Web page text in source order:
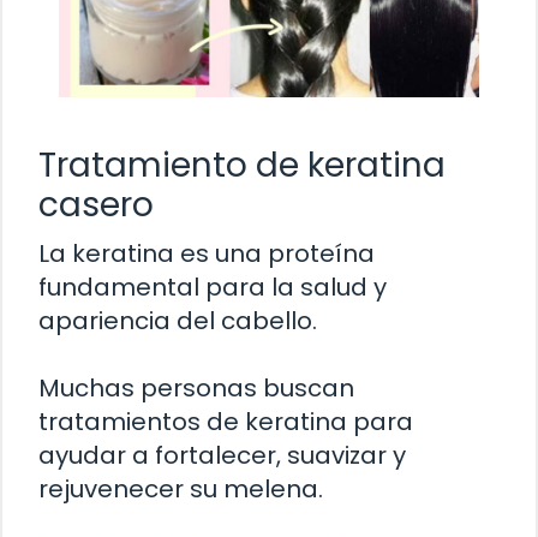
Tratamiento de keratina
casero
La keratina es una proteína
fundamental para la salud y
apariencia del cabello.
Muchas personas buscan
tratamientos de keratina para
ayudar a fortalecer, suavizar y
rejuvenecer su melena.